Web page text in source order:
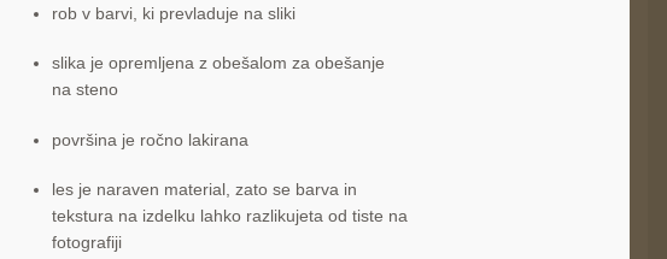
rob v barvi, ki prevladuje na sliki
slika je opremljena z obešalom za obešanje
na steno
površina je ročno lakirana
les je naraven material, zato se barva in
tekstura na izdelku lahko razlikujeta od tiste na
fotografiji